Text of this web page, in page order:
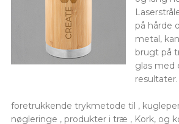
på hårde
metal,
brugt på
glas med
resultater.
foretrukkende trykmetode til ,
nøgleringe , produkter i træ , Kork, og